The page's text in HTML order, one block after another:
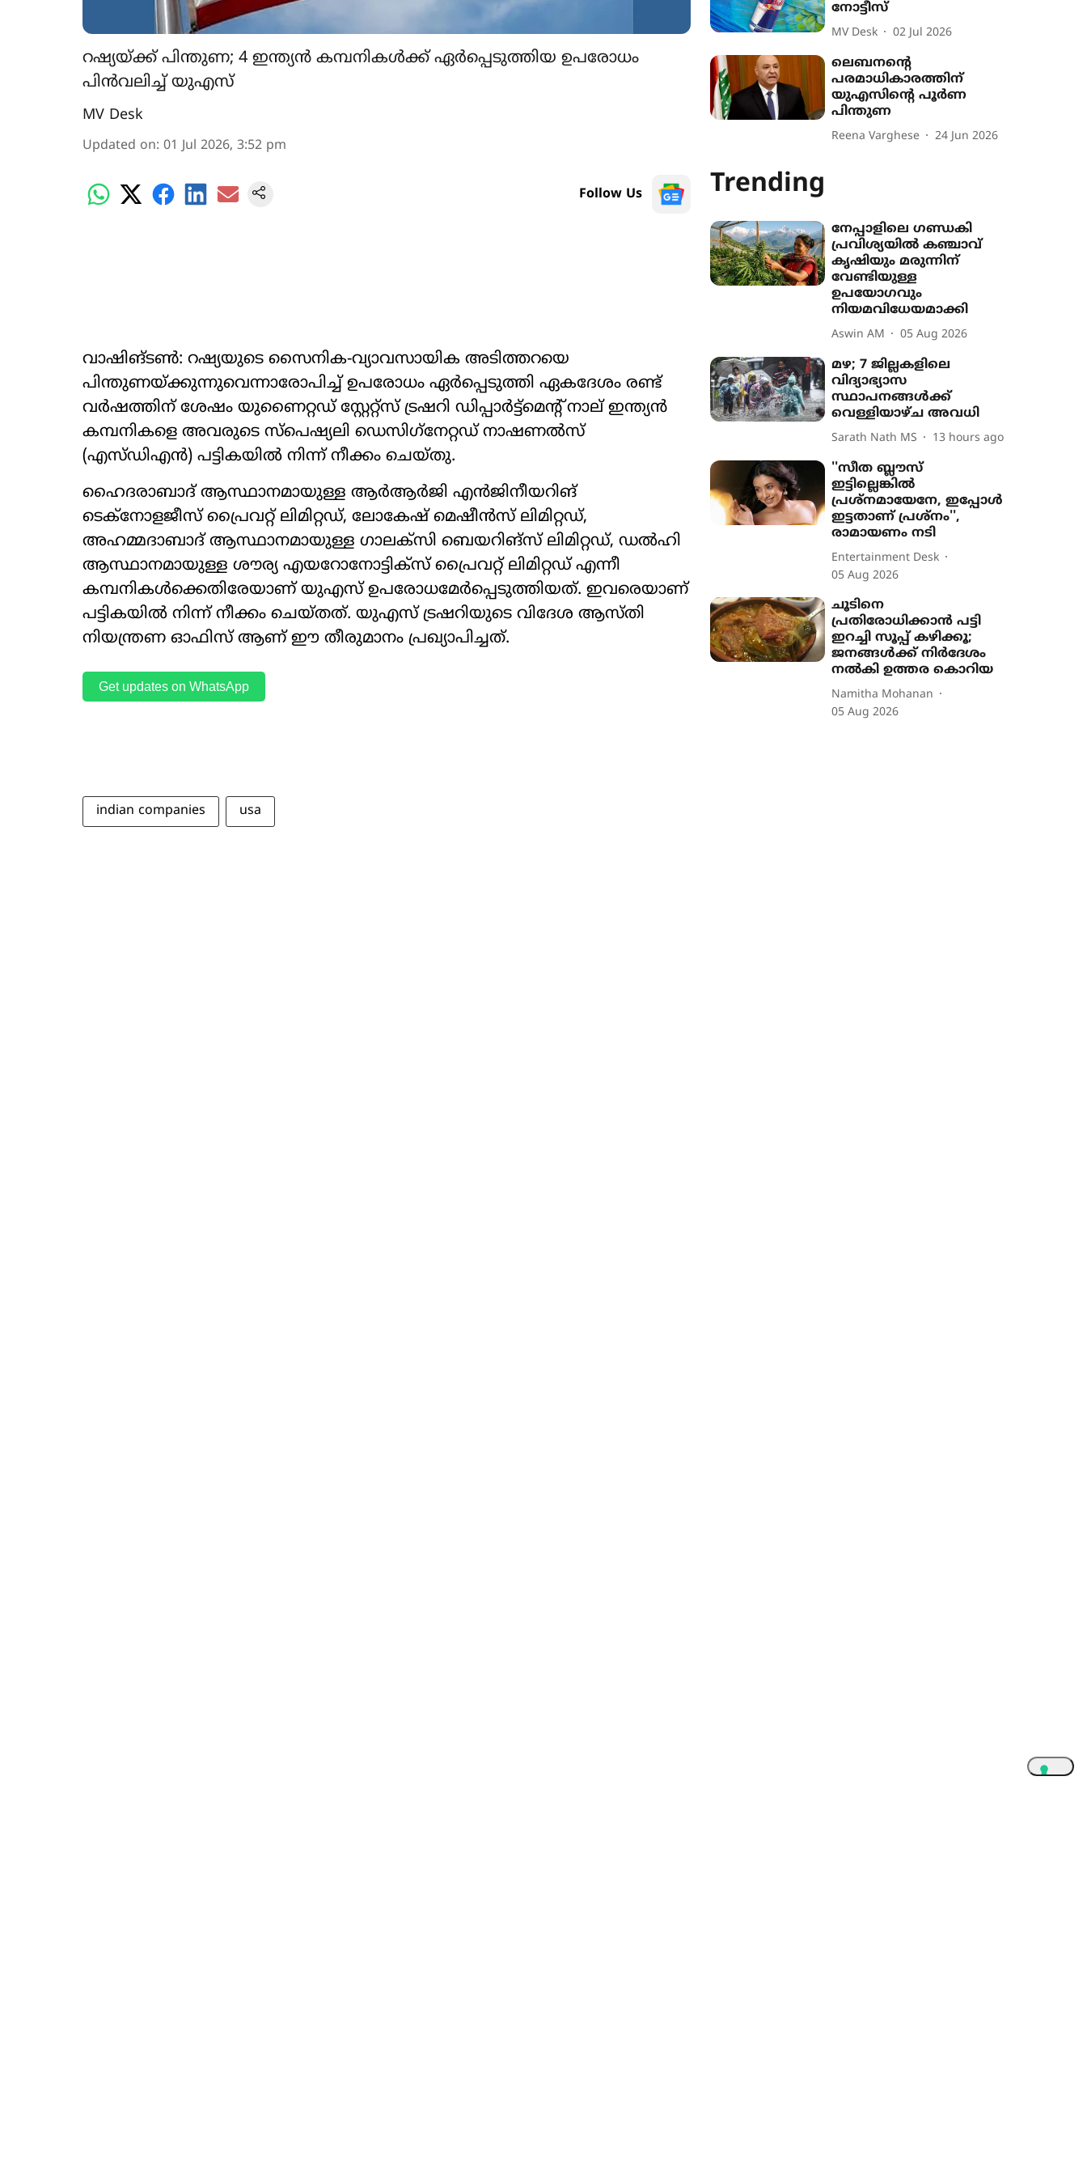
റഷ്യയ്ക്ക് പിന്തുണ; 4 ഇന്ത്യന്‍ കമ്പനികള്‍ക്ക് ഏര്‍പ്പെടുത്തിയ ഉപരോധം
പിന്‍വലിച്ച് യുഎസ്
MV Desk
Updated on: 01 Jul 2026, 3:52 pm
Follow Us
വാഷിങ്ടണ്‍: റഷ്യയുടെ സൈനിക-വ്യാവസായിക അടിത്തറയെ
പിന്തുണയ്ക്കുന്നുവെന്നാരോപിച്ച് ഉപരോധം ഏര്‍പ്പെടുത്തി ഏകദേശം രണ്ട്
വര്‍ഷത്തിന് ശേഷം യുണൈറ്റഡ് സ്റ്റേറ്റ്‌സ് ട്രഷറി ഡിപ്പാര്‍ട്ട്‌മെന്‍റ് നാല് ഇന്ത്യന്‍
കമ്പനികളെ അവരുടെ സ്‌പെഷ്യലി ഡെസിഗ്‌നേറ്റഡ് നാഷണല്‍സ്
(എസ്ഡിഎന്‍) പട്ടികയില്‍ നിന്ന് നീക്കം ചെയ്തു.
ഹൈദരാബാദ് ആസ്ഥാനമായുള്ള ആര്‍ആര്‍ജി എന്‍ജിനീയറിങ്
ടെക്‌നോളജീസ് പ്രൈവറ്റ് ലിമിറ്റഡ്, ലോകേഷ് മെഷീന്‍സ് ലിമിറ്റഡ്,
അഹമ്മദാബാദ് ആസ്ഥാനമായുള്ള ഗാലക്‌സി ബെയറിങ്‌സ് ലിമിറ്റഡ്, ഡല്‍ഹി
ആസ്ഥാനമായുള്ള ശൗര്യ എയറോനോട്ടിക്‌സ് പ്രൈവറ്റ് ലിമിറ്റഡ് എന്നീ
കമ്പനികള്‍ക്കെതിരേയാണ് യുഎസ് ഉപരോധമേര്‍പ്പെടുത്തിയത്. ഇവരെയാണ്
പട്ടികയില്‍ നിന്ന് നീക്കം ചെയ്തത്. യുഎസ് ട്രഷറിയുടെ വിദേശ ആസ്തി
നിയന്ത്രണ ഓഫിസ് ആണ് ഈ തീരുമാനം പ്രഖ്യാപിച്ചത്.
Get updates on WhatsApp
indian companies usa
നോട്ടീസ്‌
MV Desk 02 Jul 2026
ലെബനന്‍റെ
പരമാധികാരത്തിന്
യുഎസിന്‍റെ പൂർണ
പിന്തുണ
Reena Varghese 24 Jun 2026
Trending
നേപ്പാളിലെ ഗണ്ഡകി
പ്രവിശ‍്യയിൽ കഞ്ചാവ്
കൃഷി‍യും മരുന്നിന്
വേണ്ടിയുള്ള
ഉപയോഗവും
നിയമവിധേയമാക്കി
Aswin AM 05 Aug 2026
മഴ; 7 ജില്ലകളിലെ
വിദ്യാഭ്യാസ
സ്ഥാപനങ്ങൾക്ക്
വെള്ളിയാഴ്ച അവധി
Sarath Nath MS 13 hours ago
''സീത ബ്ലൗസ്
ഇട്ടില്ലെങ്കിൽ
പ്രശ്നമായേനേ, ഇപ്പോൾ
ഇട്ടതാണ് പ്രശ്നം'',
രാമായണം നടി
Entertainment Desk
05 Aug 2026
ചൂടിനെ
പ്രതിരോധിക്കാൻ പട്ടി
ഇറച്ചി സൂപ്പ് കഴിക്കൂ;
ജനങ്ങൾക്ക് നിർദേശം
നൽകി ഉത്തര കൊറിയ
Namitha Mohanan
05 Aug 2026